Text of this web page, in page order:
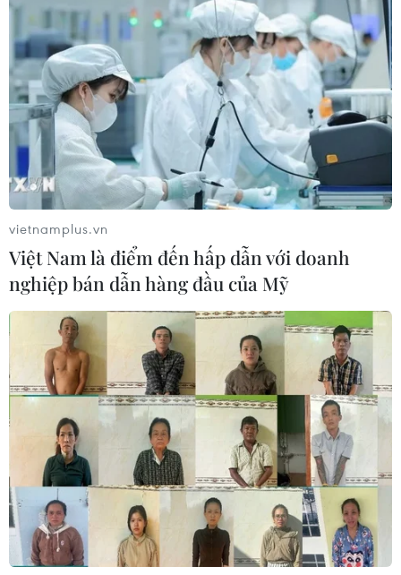
vietnamplus.vn
Việt Nam là điểm đến hấp dẫn với doanh
nghiệp bán dẫn hàng đầu của Mỹ